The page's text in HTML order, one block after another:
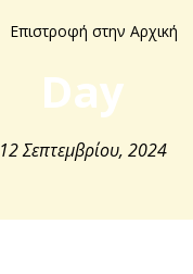
Επιστροφή στην Αρχική
Day
12 Σεπτεμβρίου, 2024